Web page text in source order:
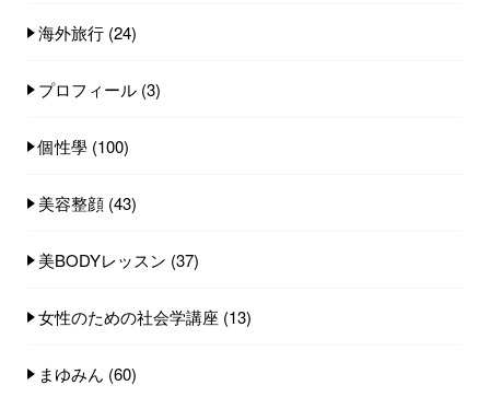
海外旅行 (24)
プロフィール (3)
個性學 (100)
美容整顔 (43)
美BODYレッスン (37)
女性のための社会学講座 (13)
まゆみん (60)